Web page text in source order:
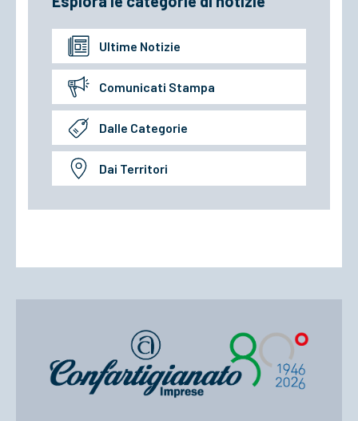
Ultime Notizie
Comunicati Stampa
Dalle Categorie
Dai Territori